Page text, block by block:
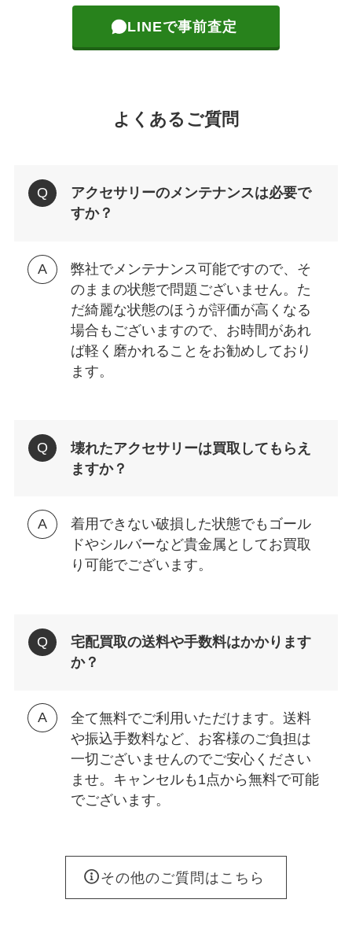
LINEで事前査定
よくあるご質問
アクセサリーのメンテナンスは必要で
すか？
弊社でメンテナンス可能ですので、そ
のままの状態で問題ございません。た
だ綺麗な状態のほうが評価が高くなる
場合もございますので、お時間があれ
ば軽く磨かれることをお勧めしており
ます。
壊れたアクセサリーは買取してもらえ
ますか？
着用できない破損した状態でもゴール
ドやシルバーなど貴金属としてお買取
り可能でございます。
宅配買取の送料や手数料はかかります
か？
全て無料でご利用いただけます。送料
や振込手数料など、お客様のご負担は
一切ございませんのでご安心ください
ませ。キャンセルも1点から無料で可能
でございます。
その他のご質問はこちら